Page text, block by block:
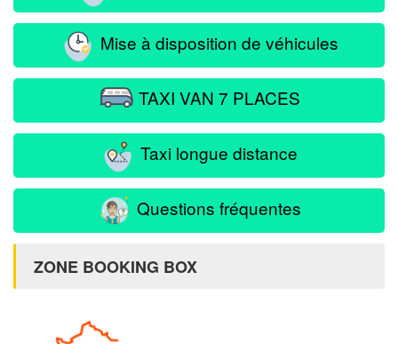
Mise à disposition de véhicules
TAXI VAN 7 PLACES
Taxi longue distance
Questions fréquentes
ZONE BOOKING BOX